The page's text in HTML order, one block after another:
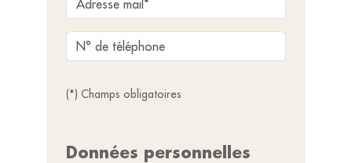
(*) Champs obligatoires
Données personnelles